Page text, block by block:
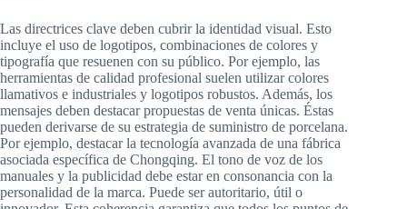
Las directrices clave deben cubrir la identidad visual. Esto
incluye el uso de logotipos, combinaciones de colores y
tipografía que resuenen con su público. Por ejemplo, las
herramientas de calidad profesional suelen utilizar colores
llamativos e industriales y logotipos robustos. Además, los
mensajes deben destacar propuestas de venta únicas. Éstas
pueden derivarse de su estrategia de suministro de porcelana.
Por ejemplo, destacar la tecnología avanzada de una fábrica
asociada específica de Chongqing. El tono de voz de los
manuales y la publicidad debe estar en consonancia con la
personalidad de la marca. Puede ser autoritario, útil o